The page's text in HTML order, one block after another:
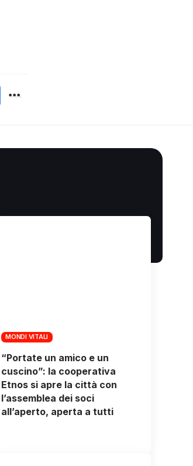
MONDI VITALI
“Portate un amico e un
cuscino”: la cooperativa
Etnos si apre la città con
l’assemblea dei soci
all’aperto, aperta a tutti